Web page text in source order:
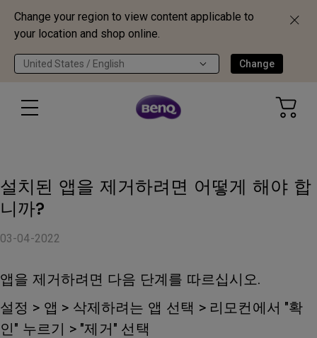
Change your region to view content applicable to
your location and shop online.
United States / English Change
설치된 앱을 제거하려면 어떻게 해야 합
니까?
03-04-2022
앱을 제거하려면 다음 단계를 따르십시오.
설정 > 앱 > 삭제하려는 앱 선택 > 리모컨에서 "확
인" 누르기 > "제거" 선택